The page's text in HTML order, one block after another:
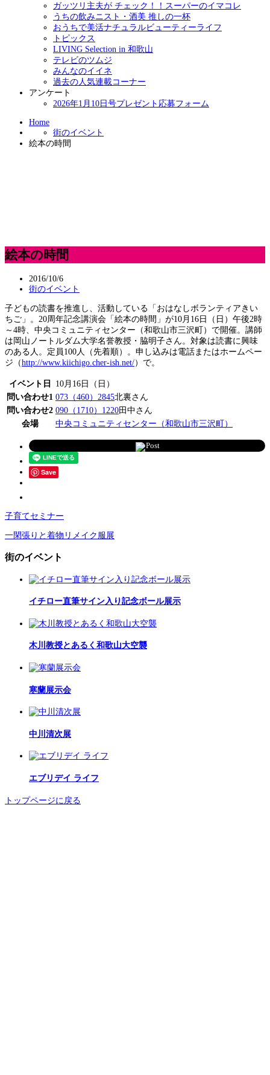
ガッツリ主夫が チェック！！スーパーのイマコレ
うちの飲みニスト・酒美 推しの一杯
おうちで美活ナチュラルビューティーライフ
トピックス
LIVING Selection in 和歌山
テレビのツムジ
みんなのイイネ
過去の人気連載コーナー
アンケート
2026年1月10日号プレゼント応募フォーム
Home
街のイベント
絵本の時間
絵本の時間
2016/10/6
街のイベント
子どもの読書を推進し、活動している「おはなしボランティアきい
ちご」。20周年記念講演会「絵本の時間」が10月16日（日）午後2時
～4時、中央コミュニティセンター（和歌山市三沢町）で開催。講師
は岡山ノートルダム大学名誉教授・脇明子さん。対象は読書に興味
のある人。定員100人（先着順）。申し込みは電話またはホームペー
ジ（http://www.kiichigo.cher-ish.net/）で。
イベント日
10月16日（日）
問い合わせ1 073（460）2845北裏さん
問い合わせ2 090（1710）1220田中さん
会場
中央コミュニティセンター（和歌山市三沢町）
Post
Save
子育てセミナー
一閑張りと着物リメイク服展
街のイベント
イチロー直筆サイン入り記念ボール展示
木川教授とあるく和歌山大空襲
寒蘭展示会
中川清次展
エブリデイ ライフ
トップページに戻る